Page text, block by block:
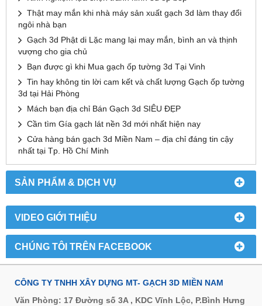
SẢN PHẨM & DỊCH VỤ
VIDEO GIỚI THIỆU
CHÚNG TÔI TRÊN FACEBOOK
Thật may mắn khi nhà máy sản xuất gạch 3d làm thay đổi
ngôi nhà bạn
Gạch 3d Phật di Lặc mang lại may mắn, bình an và thịnh
vượng cho gia chủ
Bạn được gì khi Mua gạch ốp tường 3d Tại Vinh
Tin hay không tin lời cam kết và chất lượng Gạch ốp tường
3d tại Hải Phòng
Mách bạn địa chỉ Bán Gạch 3d SIÊU ĐẸP
Cần tìm Gía gạch lát nền 3d mới nhất hiện nay
Cửa hàng bán gạch 3d Miền Nam – địa chỉ đáng tin cậy
nhất tại Tp. Hồ Chí Minh
CÔNG TY TNHH XÂY DỰNG MT- GẠCH 3D MIỀN NAM
Văn Phòng: 17 Đường số 3A , KDC Vĩnh Lộc, P.Bình Hưng